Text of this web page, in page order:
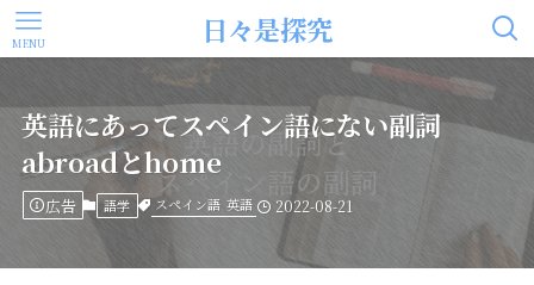
日々是探究
MENU
英語にあってスペイン語にない副詞
abroadとhome
広告 語学 スペイン語 英語 2022-08-21